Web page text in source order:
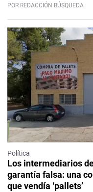
POR REDACCIÓN BÚSQUEDA
Política
Los intermediarios
garantía falsa: una
que vendía ‘pallets’